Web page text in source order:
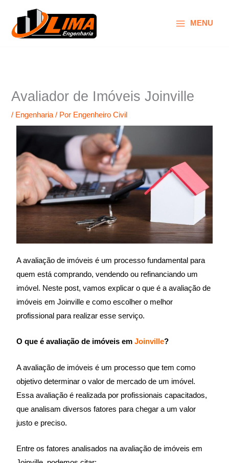
MENU
Avaliador de Imóveis Joinville
/ Engenharia/ Por Engenheiro Civil
A avaliação de imóveis é um processo fundamental para
quem está comprando, vendendo ou refinanciando um
imóvel. Neste post, vamos explicar o que é a avaliação de
imóveis em Joinville e como escolher o melhor
profissional para realizar esse serviço.
O que é avaliação de imóveis emJoinville?
A avaliação de imóveis é um processo que tem como
objetivo determinar o valor de mercado de um imóvel.
Essa avaliação é realizada por profissionais capacitados,
que analisam diversos fatores para chegar a um valor
justo e preciso.
Entre os fatores analisados na avaliação de imóveis em